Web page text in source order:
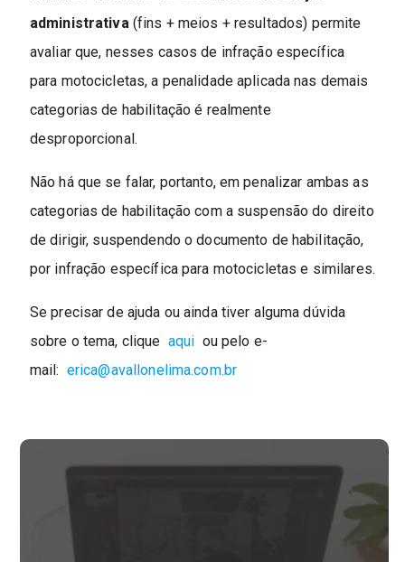
administrativa(fins + meios + resultados) permite
avaliar que, nesses casos de infração específica
para motocicletas, a penalidade aplicada nas demais
categorias de habilitação é realmente
desproporcional.
Não há que se falar, portanto, em penalizar ambas as
categorias de habilitação com a suspensão do direito
de dirigir, suspendendo o documento de habilitação,
por infração específica para motocicletas e similares.
Se precisar de ajuda ou ainda tiver alguma dúvida
sobre o tema, clique aqui ou pelo e-
mail: erica@avallonelima.com.br